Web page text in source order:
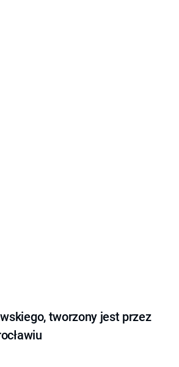
tworzony jest przez